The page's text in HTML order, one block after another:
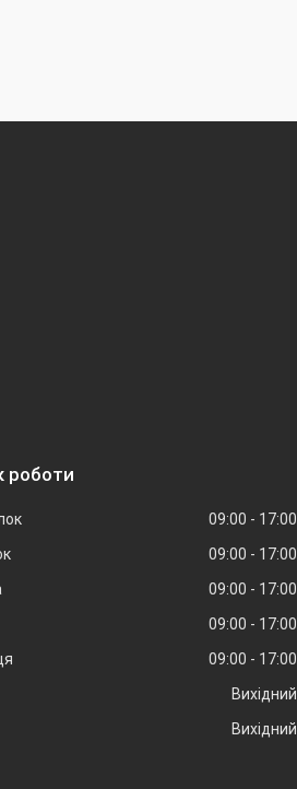
роботи
09:00
17:00
09:00
17:00
09:00
17:00
09:00
17:00
09:00
17:00
Вихідний
Вихідний